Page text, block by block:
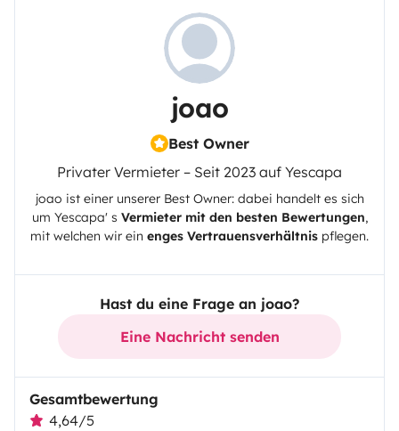
joao
Best Owner
Privater Vermieter – Seit 2023 auf Yescapa
joao ist einer unserer Best Owner: dabei handelt es sich
um Yescapa' s Vermieter mit den besten Bewertungen,
mit welchen wir ein enges Vertrauensverhältnis pflegen.
Hast du eine Frage an joao?
Eine Nachricht senden
Gesamtbewertung
4,64/5